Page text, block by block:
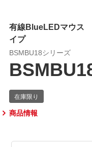
有線BlueLEDマウス
イプ
BSMBU18シリーズ
商品情報